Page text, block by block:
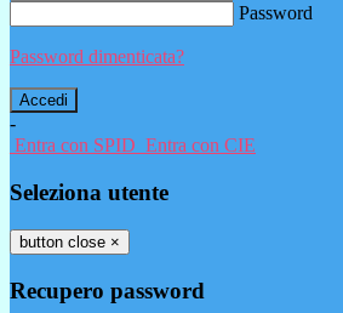
Password
Password dimenticata?
-
Entra con SPID Entra con CIE
Seleziona utente
button close ×
Recupero password